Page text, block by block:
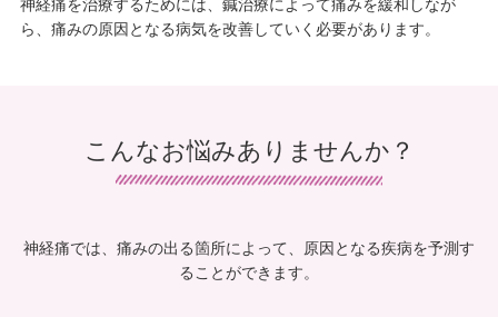
ら、痛みの原因となる病気を改善していく必要があります。
こんなお悩みありませんか？
神経痛では、痛みの出る箇所によって、原因となる疾病を予測す
ることができます。